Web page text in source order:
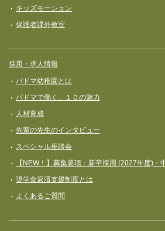
キッズモーション
保護者課外教室
採用・求人情報
パドマ幼稚園とは
パドマで働く、１０の魅力
人材育成
先輩の先生のインタビュー
スペシャル座談会
【NEW！】募集要項：新卒採用 (2027年度)・
奨学⾦返済⽀援制度とは
よくあるご質問